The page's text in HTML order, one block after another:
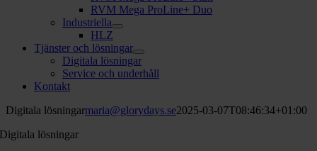
RVM Mega ProLine+ Duo
Industriella
HLZ
Tjänster och lösningar
Digitala lösningar
Service och underhåll
Kontakt
Digitala lösningarmaria@glorydays.se2025-03-07T08:46:34+01:00
Digitala lösningar